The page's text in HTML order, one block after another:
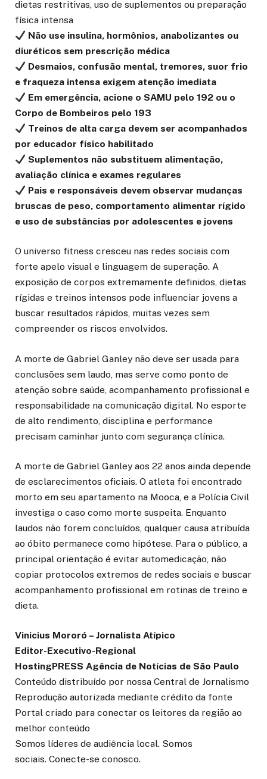
dietas restritivas, uso de suplementos ou preparação
física intensa
Não use insulina, hormônios, anabolizantes ou
diuréticos sem prescrição médica
Desmaios, confusão mental, tremores, suor frio
e fraqueza intensa exigem atenção imediata
Em emergência, acione o SAMU pelo 192 ou o
Corpo de Bombeiros pelo 193
Treinos de alta carga devem ser acompanhados
por educador físico habilitado
Suplementos não substituem alimentação,
avaliação clínica e exames regulares
Pais e responsáveis devem observar mudanças
bruscas de peso, comportamento alimentar rígido
e uso de substâncias por adolescentes e jovens
O universo fitness cresceu nas redes sociais com
forte apelo visual e linguagem de superação. A
exposição de corpos extremamente definidos, dietas
rígidas e treinos intensos pode influenciar jovens a
buscar resultados rápidos, muitas vezes sem
compreender os riscos envolvidos.
A morte de Gabriel Ganley não deve ser usada para
conclusões sem laudo, mas serve como ponto de
atenção sobre saúde, acompanhamento profissional e
responsabilidade na comunicação digital. No esporte
de alto rendimento, disciplina e performance
precisam caminhar junto com segurança clínica.
A morte de Gabriel Ganley aos 22 anos ainda depende
de esclarecimentos oficiais. O atleta foi encontrado
morto em seu apartamento na Mooca, e a Polícia Civil
investiga o caso como morte suspeita. Enquanto
laudos não forem concluídos, qualquer causa atribuída
ao óbito permanece como hipótese. Para o público, a
principal orientação é evitar automedicação, não
copiar protocolos extremos de redes sociais e buscar
acompanhamento profissional em rotinas de treino e
dieta.
Vinicius Mororó – Jornalista Atípico
Editor-Executivo-Regional
HostingPRESS Agência de Notícias de São Paulo
Conteúdo distribuído por nossa Central de Jornalismo
Reprodução autorizada mediante crédito da fonte
Portal criado para conectar os leitores da região ao
melhor conteúdo
Somos líderes de audiência local. Somos
sociais. Conecte-se conosco.